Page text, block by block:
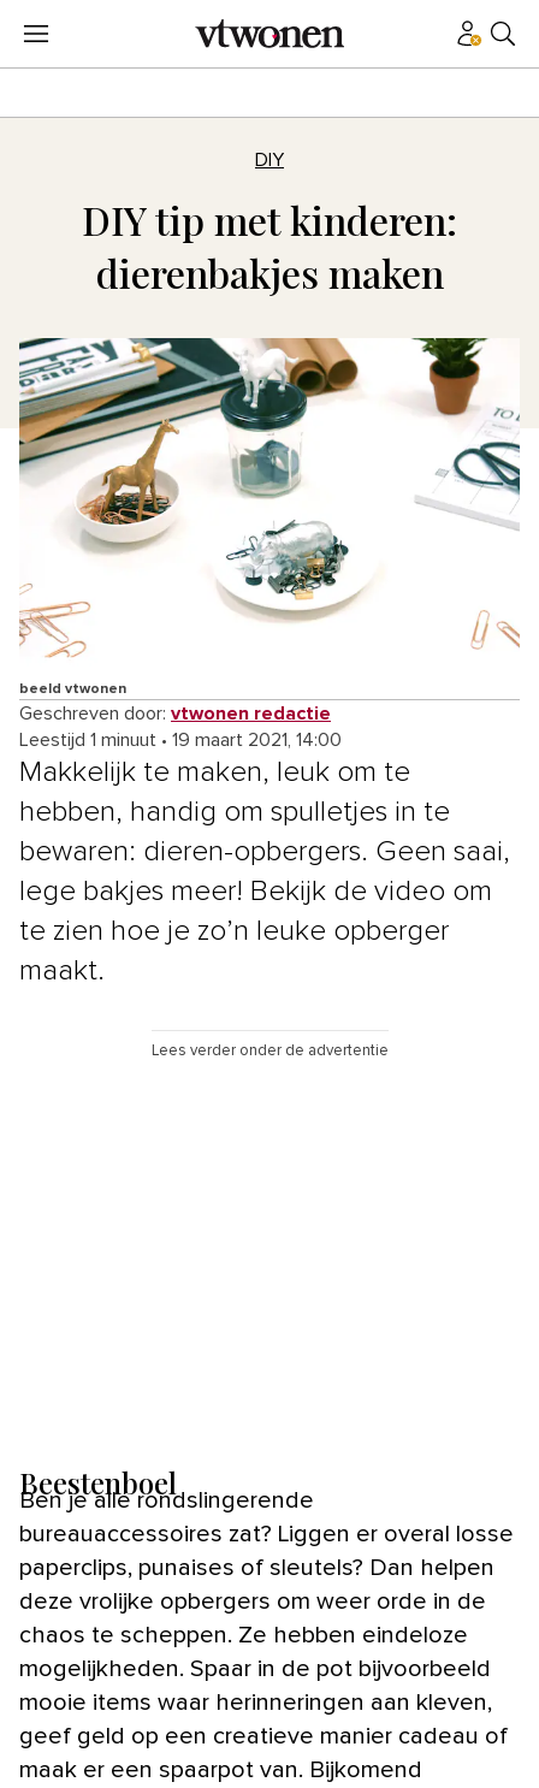
DIY
DIY tip met kinderen:
dierenbakjes maken
beeld vtwonen
Geschreven door: vtwonen redactie
Leestijd 1 minuut • 19 maart 2021, 14:00
Makkelijk te maken, leuk om te
hebben, handig om spulletjes in te
bewaren: dieren-opbergers. Geen saai,
lege bakjes meer! Bekijk de video om
te zien hoe je zo’n leuke opberger
maakt.
Lees verder onder de advertentie
Beestenboel
Ben je alle rondslingerende
bureauaccessoires zat? Liggen er overal losse
paperclips, punaises of sleutels? Dan helpen
deze vrolijke opbergers om weer orde in de
chaos te scheppen. Ze hebben eindeloze
mogelijkheden. Spaar in de pot bijvoorbeeld
mooie items waar herinneringen aan kleven,
geef geld op een creatieve manier cadeau of
maak er een spaarpot van. Bijkomend